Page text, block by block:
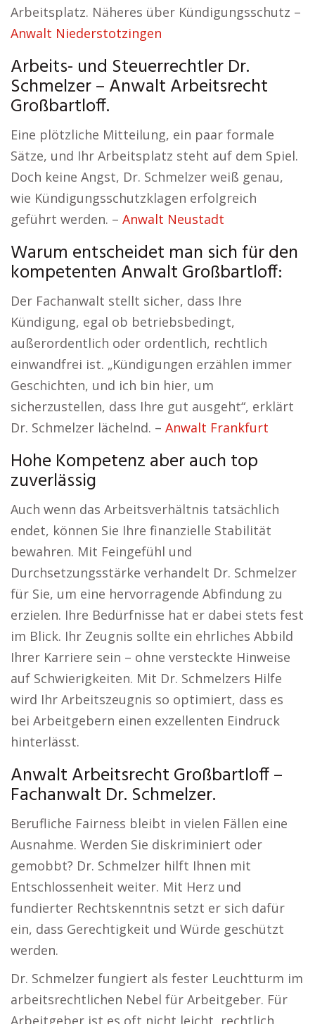
Arbeitsplatz. Näheres über Kündigungsschutz –
Anwalt Niederstotzingen
Arbeits- und Steuerrechtler Dr.
Schmelzer – Anwalt Arbeitsrecht
Großbartloff.
Eine plötzliche Mitteilung, ein paar formale
Sätze, und Ihr Arbeitsplatz steht auf dem Spiel.
Doch keine Angst, Dr. Schmelzer weiß genau,
wie Kündigungsschutzklagen erfolgreich
geführt werden. – Anwalt Neustadt
Warum entscheidet man sich für den
kompetenten Anwalt Großbartloff:
Der Fachanwalt stellt sicher, dass Ihre
Kündigung, egal ob betriebsbedingt,
außerordentlich oder ordentlich, rechtlich
einwandfrei ist. „Kündigungen erzählen immer
Geschichten, und ich bin hier, um
sicherzustellen, dass Ihre gut ausgeht“, erklärt
Dr. Schmelzer lächelnd. – Anwalt Frankfurt
Hohe Kompetenz aber auch top
zuverlässig
Auch wenn das Arbeitsverhältnis tatsächlich
endet, können Sie Ihre finanzielle Stabilität
bewahren. Mit Feingefühl und
Durchsetzungsstärke verhandelt Dr. Schmelzer
für Sie, um eine hervorragende Abfindung zu
erzielen. Ihre Bedürfnisse hat er dabei stets fest
im Blick. Ihr Zeugnis sollte ein ehrliches Abbild
Ihrer Karriere sein – ohne versteckte Hinweise
auf Schwierigkeiten. Mit Dr. Schmelzers Hilfe
wird Ihr Arbeitszeugnis so optimiert, dass es
bei Arbeitgebern einen exzellenten Eindruck
hinterlässt.
Anwalt Arbeitsrecht Großbartloff –
Fachanwalt Dr. Schmelzer.
Berufliche Fairness bleibt in vielen Fällen eine
Ausnahme. Werden Sie diskriminiert oder
gemobbt? Dr. Schmelzer hilft Ihnen mit
Entschlossenheit weiter. Mit Herz und
fundierter Rechtskenntnis setzt er sich dafür
ein, dass Gerechtigkeit und Würde geschützt
werden.
Dr. Schmelzer fungiert als fester Leuchtturm im
arbeitsrechtlichen Nebel für Arbeitgeber. Für
Arbeitgeber ist es oft nicht leicht, rechtlich